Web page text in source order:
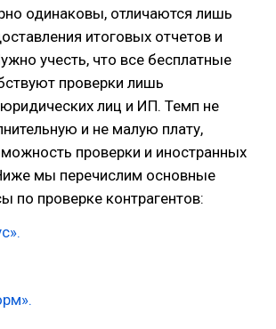
одинаковы, отличаются лишь
итоговых отчетов и
учесть, что все бесплатные
проверки лишь
лиц и ИП. Темп не
и не малую плату,
проверки и иностранных
мы перечислим основные
по проверке контрагентов: